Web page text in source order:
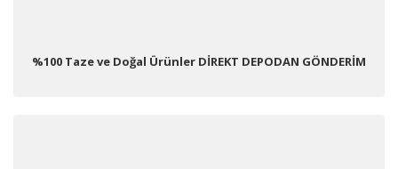
%100 Taze ve Doğal Ürünler DİREKT DEPODAN GÖNDERİM